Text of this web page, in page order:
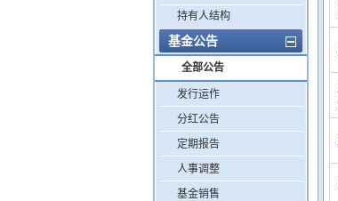
持有人结构
基金公告
全部公告
发行运作
分红公告
定期报告
人事调整
基金销售